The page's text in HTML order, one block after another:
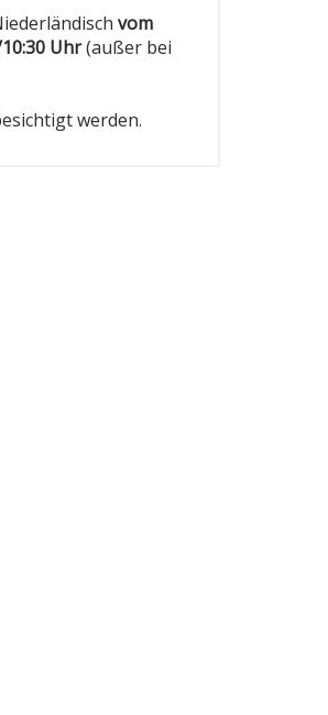
vom
Uhr(außer bei
werden.